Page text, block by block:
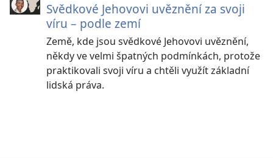
Svědkové Jehovovi uvěznění za svoji
víru – podle zemí
Země, kde jsou svědkové Jehovovi uvěznění,
někdy ve velmi špatných podmínkách, protože
praktikovali svoji víru a chtěli využít základní
lidská práva.